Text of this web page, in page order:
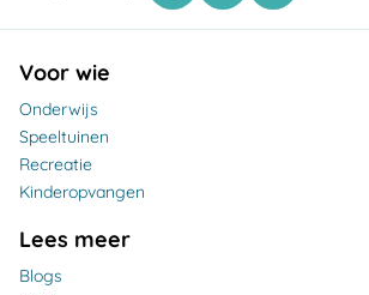
Voor wie
Onderwijs
Speeltuinen
Recreatie
Kinderopvangen
Lees meer
Blogs